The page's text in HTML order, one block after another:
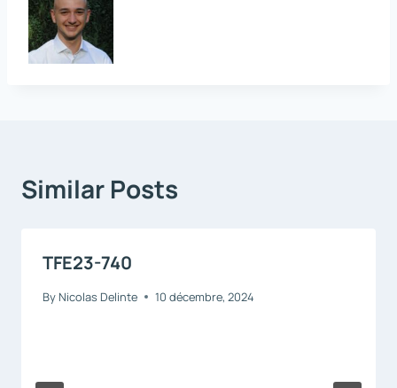
Similar Posts
TFE23-740
By Nicolas Delinte 10 décembre, 2024